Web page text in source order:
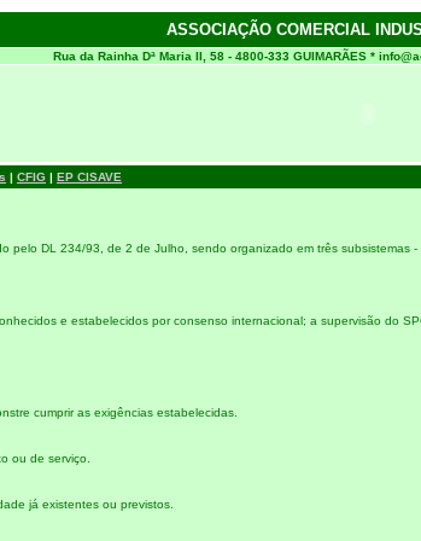
ASSOCIAÇÃO COMERCIAL
Rua da Rainha Dª Maria II, 58 - 4800-333 GUIMARÃES *
| CFIG | EP CISAVE
pelo DL 234/93, de 2 de Julho, sendo organizado em três
e estabelecidos por consenso internacional; a supervisão do
cumprir as exigências estabelecidas.
ou de serviço.
já existentes ou previstos.